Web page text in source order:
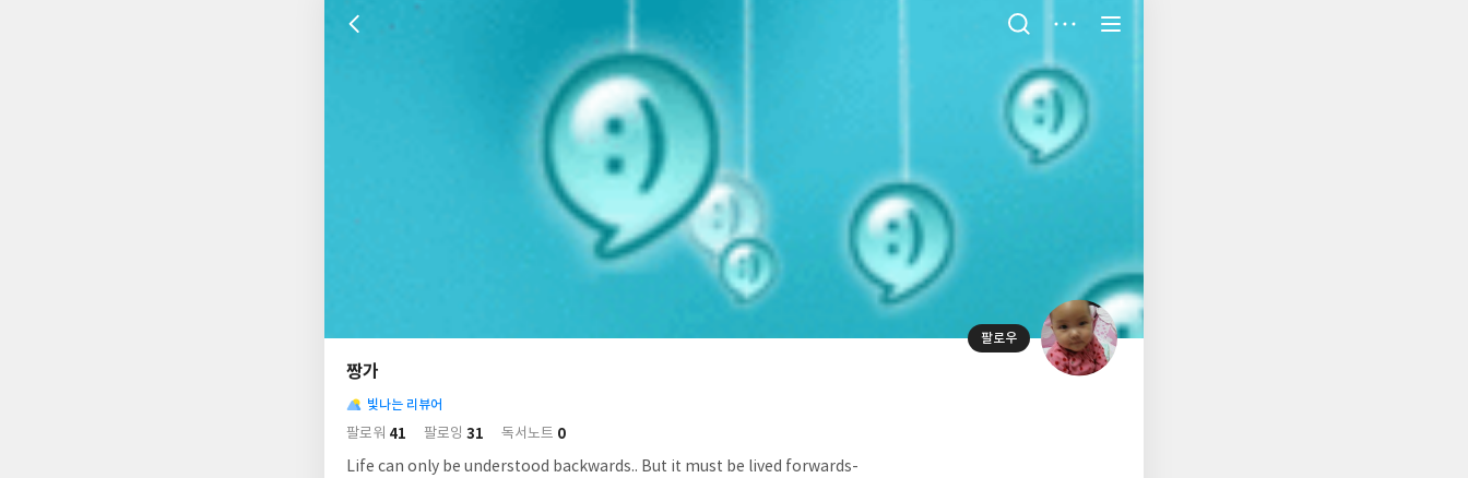
팔로우
짱가
님
의
사
락
빛나는 리뷰어
팔로워 41 팔로잉 31 독서노트 0
Life can only be understood backwards.. But it must be lived forwards-